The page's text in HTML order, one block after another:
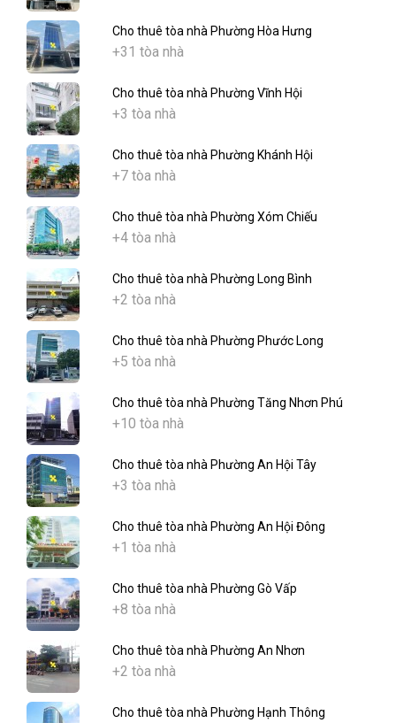
Cho thuê tòa nhà Phường Hòa Hưng
+31 tòa nhà
Cho thuê tòa nhà Phường Vĩnh Hội
+3 tòa nhà
Cho thuê tòa nhà Phường Khánh Hội
+7 tòa nhà
Cho thuê tòa nhà Phường Xóm Chiếu
+4 tòa nhà
Cho thuê tòa nhà Phường Long Bình
+2 tòa nhà
Cho thuê tòa nhà Phường Phước Long
+5 tòa nhà
Cho thuê tòa nhà Phường Tăng Nhơn Phú
+10 tòa nhà
Cho thuê tòa nhà Phường An Hội Tây
+3 tòa nhà
Cho thuê tòa nhà Phường An Hội Đông
+1 tòa nhà
Cho thuê tòa nhà Phường Gò Vấp
+8 tòa nhà
Cho thuê tòa nhà Phường An Nhơn
+2 tòa nhà
Cho thuê tòa nhà Phường Hạnh Thông